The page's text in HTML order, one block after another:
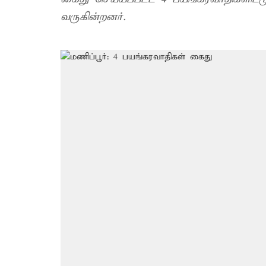
வருகின்றனர்.